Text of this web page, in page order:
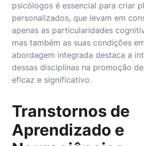
psicólogos é essencial para criar
personalizados, que levam em
apenas as particularidades
mas também as suas condições
abordagem integrada destaca a
dessas disciplinas na promoção
eficaz e significativo.
Transtornos de
Aprendizado e